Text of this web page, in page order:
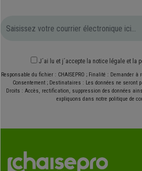
J´ai lu et j´accepte la notice légale et la
Responsable du fichier : CHAISEPRO ; Finalité : Demander
Consentement ; Destinataires : Les données ne seront
Droits : Accès, rectification, suppression des données
expliquons dans notre politique de